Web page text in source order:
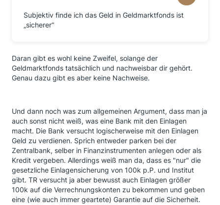
Subjektiv finde ich das Geld in Geldmarktfonds ist
„sicherer“
Daran gibt es wohl keine Zweifel, solange der
Geldmarktfonds tatsächlich und nachweisbar dir gehört.
Genau dazu gibt es aber keine Nachweise.
Und dann noch was zum allgemeinen Argument, dass man ja
auch sonst nicht weiß, was eine Bank mit den Einlagen
macht. Die Bank versucht logischerweise mit den Einlagen
Geld zu verdienen. Sprich entweder parken bei der
Zentralbank, selber in Finanzinstrumenten anlegen oder als
Kredit vergeben. Allerdings weiß man da, dass es "nur" die
gesetzliche Einlagensicherung von 100k p.P. und Institut
gibt. TR versucht ja aber bewusst auch Einlagen größer
100k auf die Verrechnungskonten zu bekommen und geben
eine (wie auch immer geartete) Garantie auf die Sicherheit.